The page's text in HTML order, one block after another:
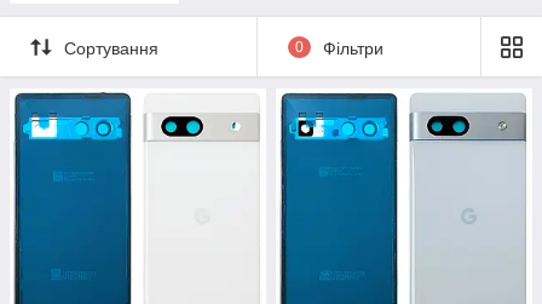
Сортування 0 Фільтри